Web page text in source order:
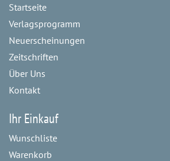
Startseite
Verlagsprogramm
Neuerscheinungen
Zeitschriften
Über Uns
Kontakt
Ihr Einkauf
Wunschliste
Warenkorb